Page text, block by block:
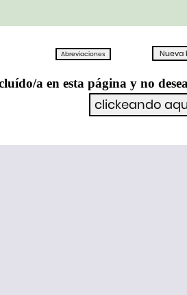
a en esta página y no